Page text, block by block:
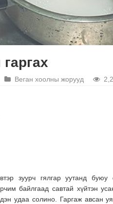
Веган хоолны жорууд
зуурч гялгар уутанд буюу
байлгаад савтай хүйтэн
удаа солино. Гаргаж авсан